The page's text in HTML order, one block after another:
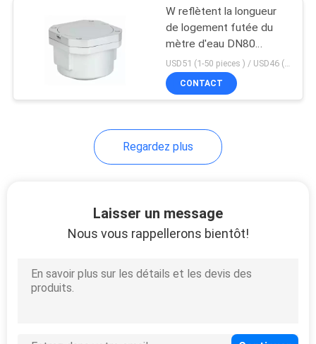
Pompe à
pneumatique
Pompe à
diaphragme
électrique
W reflètent la longueur
de logement futée du
mètre d'eau DN80
165mm
CONTACT
Regardez plus
Laisser un message
Nous vous rappellerons bientôt!